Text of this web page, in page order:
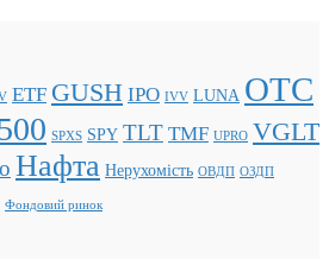
ETF GUSH IPO IVV LUNA OTC
SPXS SPY TLT TMF UPRO VGLT
Нафта Нерухомість ОВДП ОЗДП
Фондовий ринок